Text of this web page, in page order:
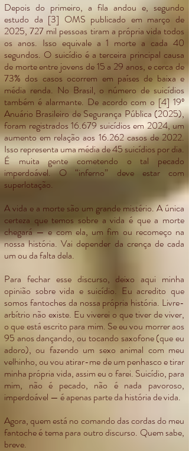
Depois do primeiro, a fila andou e, segundo
estudo da [3] OMS publicado em março de
2025, 727 mil pessoas tiram a própria vida todos
os anos. Isso equivale a 1 morte a cada 40
segundos. O suicídio é a terceira principal causa
de morte entre jovens de 15 a 29 anos, e cerca de
73% dos casos ocorrem em países de baixa e
média renda. No Brasil, o número de suicídios
também é alarmante. De acordo com o [4] 19º
Anuário Brasileiro de Segurança Pública (2025),
foram registrados 16.679 suicídios em 2024, um
aumento em relação aos 16.262 casos de 2022.
Isso representa uma média de 45 suicídios por dia.
É muita gente cometendo o tal pecado
imperdoável. O “inferno” deve estar com
superlotação.
A vida e a morte são um grande mistério. A única
certeza que temos sobre a vida é que a morte
chegará — e com ela, um fim ou recomeço na
nossa história. Vai depender da crença de cada
um ou da falta dela.
Para fechar esse discurso, deixo aqui minha
opinião sobre vida e suicídio. Eu acredito que
somos fantoches da nossa própria história. Livre-
arbítrio não existe. Eu viverei o que tiver de viver,
o que está escrito para mim. Se eu vou morrer aos
95 anos dançando, ou tocando saxofone (que eu
adoro), ou fazendo um sexo animal com meu
velhinho, ou vou atirar-me de um penhasco e tirar
minha própria vida, assim eu o farei. Suicídio, para
mim, não é pecado, não é nada pavoroso,
imperdoável — é apenas parte da história de vida.
Agora, quem está no comando das cordas do meu
fantoche é tema para outro discurso. Quem sabe,
breve.